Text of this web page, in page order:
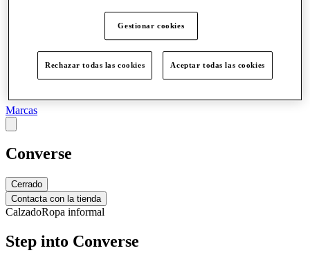
Marcas
Converse
Cerrado
Contacta con la tienda
CalzadoRopa informal
Step into Converse
Gestionar cookies
Rechazar todas las cookies Aceptar todas las cookies